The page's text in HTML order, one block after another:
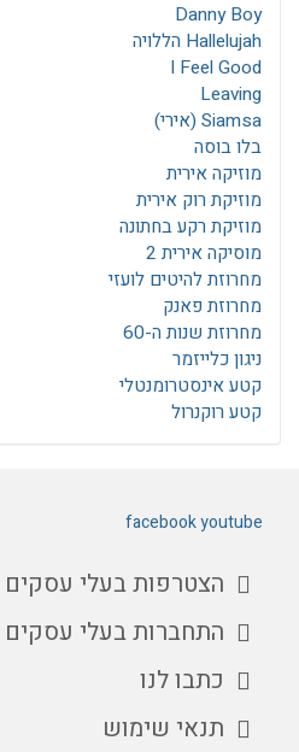
Danny Boy
Hallelujah הללויה
I Feel Good
Leaving
Siamsa (אירי)
בלו בוסה
מוזיקה אירית
מוזיקת רוק אירית
מוזיקת רקע בחתונה
מוסיקה אירית 2
מחרוזת להיטים לועזי
מחרוזת פאנק
מחרוזת שנות ה-60
ניגון כלייזמר
קטע אינסטרומנטלי
קטע רוקנרול
facebookyoutube
הצטרפות בעלי עסקים
התחברות בעלי עסקים
כתבו לנו
תנאי שימוש